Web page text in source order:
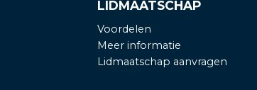
LIDMAATSCHAP
Voordelen
Meer informatie
Lidmaatschap aanvragen